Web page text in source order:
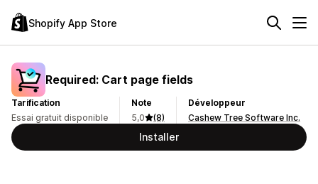
Shopify App Store
Required: Cart page fields
Tarification
Essai gratuit disponible
Note
5,0
(8)
Développeur
Cashew Tree Software Inc.
Installer